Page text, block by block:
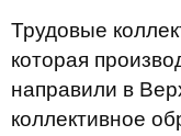
Трудовые
которая
направили в
коллективное